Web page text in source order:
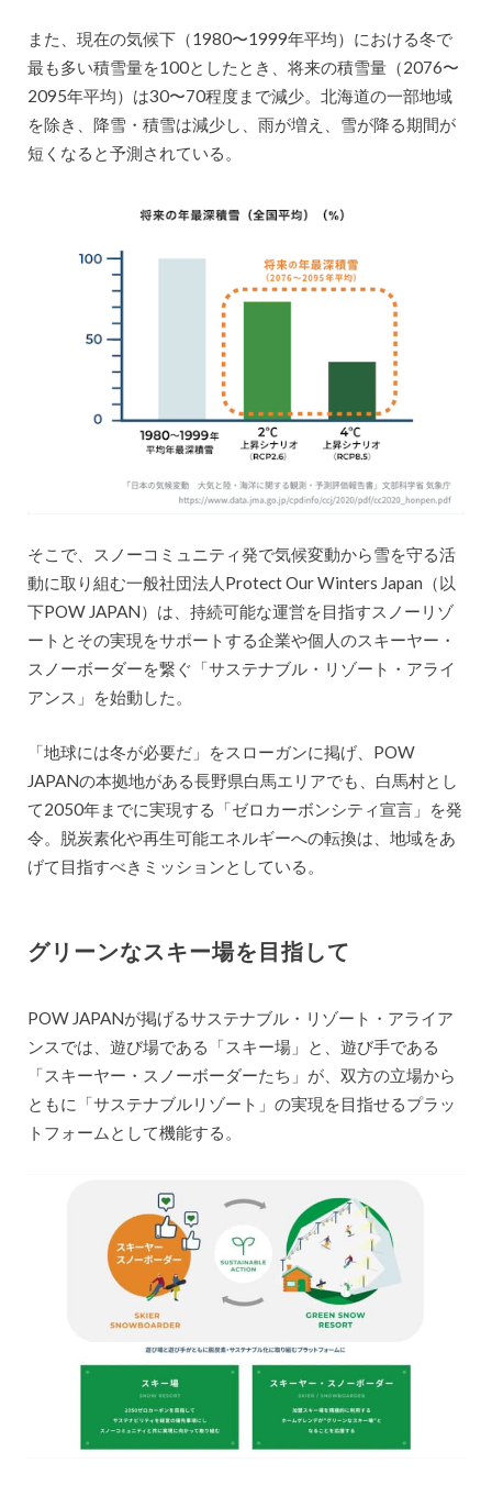
また、現在の気候下（1980〜1999年平均）における冬で
最も多い積雪量を100としたとき、将来の積雪量（2076〜
2095年平均）は30〜70程度まで減少。北海道の一部地域
を除き、降雪・積雪は減少し、雨が増え、雪が降る期間が
短くなると予測されている。
そこで、スノーコミュニティ発で気候変動から雪を守る活
動に取り組む一般社団法人Protect Our Winters Japan（以
下POW JAPAN）は、持続可能な運営を目指すスノーリゾ
ートとその実現をサポートする企業や個人のスキーヤー・
スノーボーダーを繋ぐ「サステナブル・リゾート・アライ
アンス」を始動した。
「地球には冬が必要だ」をスローガンに掲げ、POW
JAPANの本拠地がある長野県白馬エリアでも、白馬村とし
て2050年までに実現する「ゼロカーボンシティ宣言」を発
令。脱炭素化や再生可能エネルギーへの転換は、地域をあ
げて目指すべきミッションとしている。
グリーンなスキー場を目指して
POW JAPANが掲げるサステナブル・リゾート・アライア
ンスでは、遊び場である「スキー場」と、遊び手である
「スキーヤー・スノーボーダーたち」が、双方の立場から
ともに「サステナブルリゾート」の実現を目指せるプラッ
トフォームとして機能する。